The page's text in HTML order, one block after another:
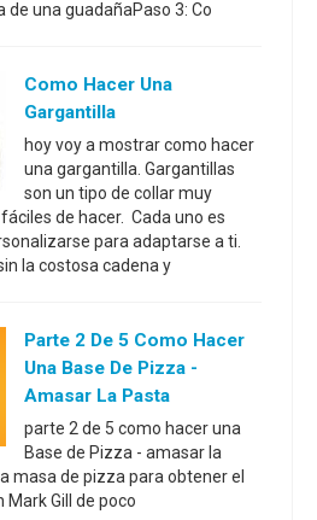
una guadañaPaso 3: Co
Como Hacer Una
Gargantilla
hoy voy a mostrar como hacer
una gargantilla. Gargantillas
son un tipo de collar muy
de hacer. Cada uno es
para adaptarse a ti.
la costosa cadena y
Parte 2 De 5 Como Hacer
Una Base De Pizza -
Amasar La Pasta
parte 2 de 5 como hacer una
Base de Pizza - amasar la
masa de pizza para obtener el
Gill de poco